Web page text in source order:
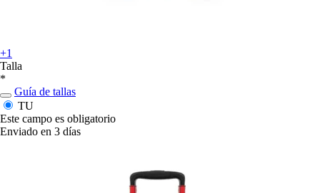
+1
Talla
*
Guía de tallas
TU
Este campo es obligatorio
Enviado en 3 días